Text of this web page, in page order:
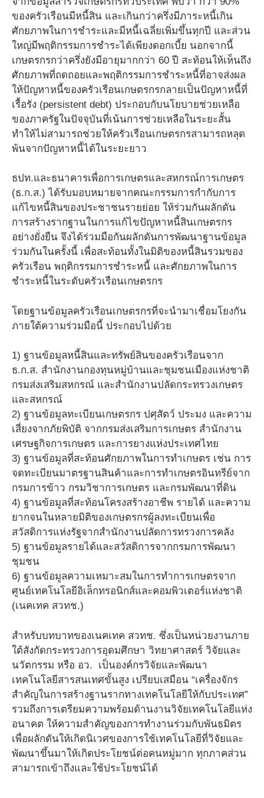
ของครัวเรือนมีหนี้สิน และเกินกว่าครึ่งมีภาระหนี้เกิน
ศักยภาพในการชำระและมีหนี้เฉลี่ยเพิ่มขึ้นทุกปี และส่วน
ใหญ่มีพฤติกรรมการชำระได้เพียงดอกเบี้ย นอกจากนี้
เกษตรกรกว่าครึ่งยังมีอายุมากกว่า 60 ปี สะท้อนให้เห็นถึง
ศักยภาพที่ถดถอยและพฤติกรรมการชำระหนี้ที่อาจส่งผล
ให้ปัญหาหนี้ของครัวเรือนเกษตรกรกลายเป็นปัญหาหนี้ที่
เรื้อรัง (persistent debt) ประกอบกับนโยบายช่วยเหลือ
ของภาครัฐในปัจจุบันที่เน้นการช่วยเหลือในระยะสั้น
ทำให้ไม่สามารถช่วยให้ครัวเรือนเกษตรกรสามารถหลุด
พ้นจากปัญหาหนี้ได้ในระยะยาว
ธปท.และธนาคารเพื่อการเกษตรและสหกรณ์การเกษตร
(ธ.ก.ส.) ได้รับมอบหมายจากคณะกรรมการกำกับการ
แก้ไขหนี้สินของประชาชนรายย่อย ให้ร่วมกันผลักดัน
การสร้างรากฐานในการแก้ไขปัญหาหนี้สินเกษตรกร
อย่างยั่งยืน จึงได้ร่วมมือกันผลักดันการพัฒนาฐานข้อมูล
ร่วมกันในครั้งนี้ เพื่อสะท้อนทั้งในมิติของหนี้สินรวมของ
ครัวเรือน พฤติกรรมการชำระหนี้ และศักยภาพในการ
ชำระหนี้ในระดับครัวเรือนเกษตรกร
โดยฐานข้อมูลครัวเรือนเกษตรกรที่จะนำมาเชื่อมโยงกัน
ภายใต้ความร่วมมือนี้ ประกอบไปด้วย
1) ฐานข้อมูลหนี้สินและทรัพย์สินของครัวเรือนจาก
ธ.ก.ส. สำนักงานกองทุนหมู่บ้านและชุมชนเมืองแห่งชาติ
กรมส่งเสริมสหกรณ์ และสำนักงานปลัดกระทรวงเกษตร
และสหกรณ์
2) ฐานข้อมูลทะเบียนเกษตรกร ปศุสัตว์ ประมง และความ
เสี่ยงจากภัยพิบัติ จากกรมส่งเสริมการเกษตร สำนักงาน
เศรษฐกิจการเกษตร และการยางแห่งประเทศไทย
3) ฐานข้อมูลที่สะท้อนศักยภาพในการทำเกษตร เช่น การ
จดทะเบียนมาตรฐานสินค้าและการทำเกษตรอินทรีย์จาก
กรมการข้าว กรมวิชาการเกษตร และกรมพัฒนาที่ดิน
4) ฐานข้อมูลที่สะท้อนโครงสร้างอาชีพ รายได้ และความ
ยากจนในหลายมิติของเกษตรกรผู้ลงทะเบียนเพื่อ
สวัสดิการแห่งรัฐจากสำนักงานปลัดการทรวงการคลัง
5) ฐานข้อมูลรายได้และสวัสดิการจากกรมการพัฒนา
ชุมชน
6) ฐานข้อมูลความเหมาะสมในการทำการเกษตรจาก
ศูนย์เทคโนโลยีอิเล็กทรอนิกส์และคอมพิวเตอร์แห่งชาติ
(เนคเทค สวทช.)
สำหรับบทบาทของเนคเทค สวทช. ซึ่งเป็นหน่วยงานภาย
ใต้สังกัดกระทรวงการอุดมศึกษา วิทยาศาสตร์ วิจัยและ
นวัตกรรม หรือ อว. เป็นองค์กรวิจัยและพัฒนา
เทคโนโลยีสารสนเทศขั้นสูง เปรียบเสมือน “เครื่องจักร
สำคัญในการสร้างฐานรากทางเทคโนโลยีให้กับประเทศ”
รวมถึงการเตรียมความพร้อมด้านงานวิจัยเทคโนโลยีแห่ง
อนาคต ให้ความสำคัญของการทำงานร่วมกับพันธมิตร
เพื่อผลักดันให้เกิดนิเวศของการใช้เทคโนโลยีที่วิจัยและ
พัฒนาขึ้นมาให้เกิดประโยชน์ต่อคนหมู่มาก ทุกภาคส่วน
สามารถเข้าถึงและใช้ประโยชน์ได้